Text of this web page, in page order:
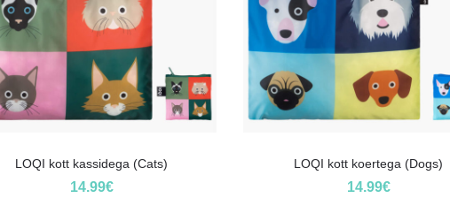
LOQI kott kassidega (Cats)
14.99€
LOQI kott koertega (Dogs)
14.99€